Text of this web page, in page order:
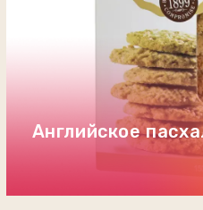
Английское